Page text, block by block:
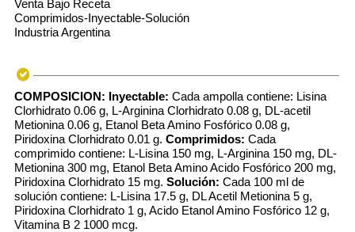
Venta Bajo Receta
Comprimidos-Inyectable-Solución
Industria Argentina
COMPOSICION: Inyectable: Cada ampolla contiene: Lisina
Clorhidrato 0.06 g, L-Arginina Clorhidrato 0.08 g, DL-acetil
Metionina 0.06 g, Etanol Beta Amino Fosfórico 0.08 g,
Piridoxina Clorhidrato 0.01 g. Comprimidos: Cada
comprimido contiene: L-Lisina 150 mg, L-Arginina 150 mg, DL-
Metionina 300 mg, Etanol Beta Amino Acido Fosfórico 200 mg,
Piridoxina Clorhidrato 15 mg. Solución: Cada 100 ml de
solución contiene: L-Lisina 17.5 g, DL Acetil Metionina 5 g,
Piridoxina Clorhidrato 1 g, Acido Etanol Amino Fosfórico 12 g,
Vitamina B 2 1000 mcg.